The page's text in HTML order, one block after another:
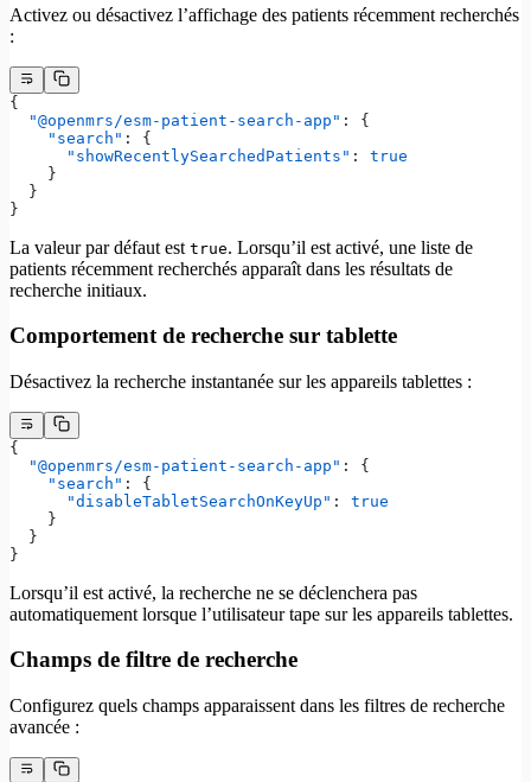
Activez ou désactivez l’affichage des patients récemment recherchés
:
{
  "@openmrs/esm-patient-search-app"
: {
    "search"
: {
      "showRecentlySearchedPatients"
: true
    }
  }
}
La valeur par défaut est true. Lorsqu’il est activé, une liste de
patients récemment recherchés apparaît dans les résultats de
recherche initiaux.
Comportement de recherche sur tablette
Désactivez la recherche instantanée sur les appareils tablettes :
{
  "@openmrs/esm-patient-search-app"
: {
    "search"
: {
      "disableTabletSearchOnKeyUp"
: true
    }
  }
}
Lorsqu’il est activé, la recherche ne se déclenchera pas
automatiquement lorsque l’utilisateur tape sur les appareils tablettes.
Champs de filtre de recherche
Configurez quels champs apparaissent dans les filtres de recherche
avancée :